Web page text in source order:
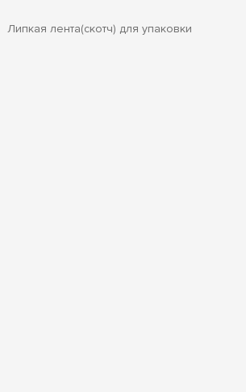
Липкая лента(скотч) для упаковки